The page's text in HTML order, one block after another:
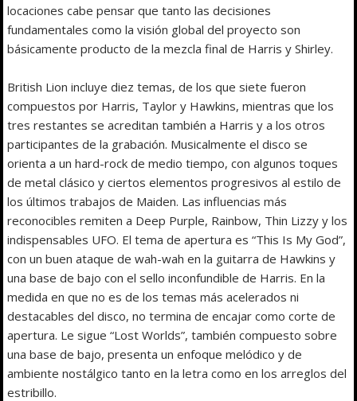
locaciones cabe pensar que tanto las decisiones
fundamentales como la visión global del proyecto son
básicamente producto de la mezcla final de Harris y Shirley.
British Lion incluye diez temas, de los que siete fueron
compuestos por Harris, Taylor y Hawkins, mientras que los
tres restantes se acreditan también a Harris y a los otros
participantes de la grabación. Musicalmente el disco se
orienta a un hard-rock de medio tiempo, con algunos toques
de metal clásico y ciertos elementos progresivos al estilo de
los últimos trabajos de Maiden. Las influencias más
reconocibles remiten a Deep Purple, Rainbow, Thin Lizzy y los
indispensables UFO. El tema de apertura es “This Is My God”,
con un buen ataque de wah-wah en la guitarra de Hawkins y
una base de bajo con el sello inconfundible de Harris. En la
medida en que no es de los temas más acelerados ni
destacables del disco, no termina de encajar como corte de
apertura. Le sigue “Lost Worlds”, también compuesto sobre
una base de bajo, presenta un enfoque melódico y de
ambiente nostálgico tanto en la letra como en los arreglos del
estribillo.